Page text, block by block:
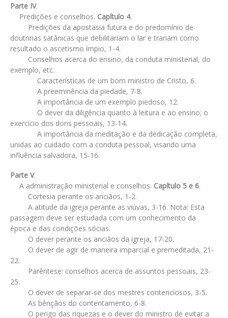
Parte IV.
Predições e conselhos. Capítulo 4.
Predições da apostasia futura e do predomínio de
doutrinas satânicas que debilitariam o lar e trariam como
resultado o ascetismo ímpio, 1-4.
Conselhos acerca do ensino, da conduta ministerial, do
exemplo, etc.
Características de um bom ministro de Cristo, 6.
A preeminência da piedade, 7-8.
A importância de um exemplo piedoso, 12.
O dever da diligência quanto à leitura e ao ensino; o
exercício dos dons pessoais, 13-14.
A importância da meditação e da dedicação completa,
unidas ao cuidado com a conduta pessoal, visando uma
influência salvadora, 15-16.
Parte V.
A administração ministerial e conselhos. Capítulo 5 e 6.
Cortesia perante os anciãos, 1-2.
A atitude da igreja perante as viúvas, 3-16. Nota: Esta
passagem deve ser estudada com um conhecimento da
época e das condições sócias.
O dever perante os anciãos da igreja, 17-20.
O dever de agir de maneira imparcial e premeditada, 21-
22.
Parêntese: conselhos acerca de assuntos pessoais, 23-
25.
O dever de separar-se dos mestres contenciosos, 3-5.
As bênçãos do contentamento, 6-8.
O perigo das riquezas e o dever do ministro de evitar a